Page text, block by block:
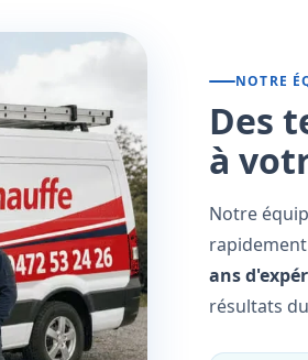
NOTRE
Des
à
Notre
ans
résultats